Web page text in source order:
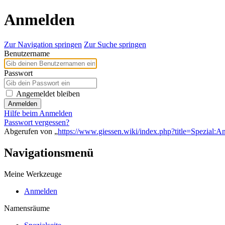
Anmelden
Zur Navigation springen Zur Suche springen
Benutzername
Passwort
Angemeldet bleiben
Anmelden
Hilfe beim Anmelden
Passwort vergessen?
Abgerufen von „https://www.giessen.wiki/
Navigationsmenü
Meine Werkzeuge
Anmelden
Namensräume